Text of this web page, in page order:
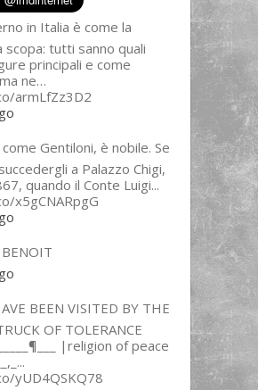
in Italia è come la
scopa: tutti sanno quali
principali e come
ne…
armLfZz3D2
Gentiloni, è nobile. Se
a Palazzo Chigi,
quando il Conte Luigi...
x5gCNARpgG
BEEN VISITED BY THE
OF TOLERANCE
|religion of peace
yUD4QSKQ78